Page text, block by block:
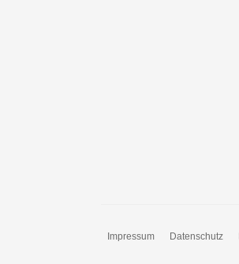
Impressum Datenschutz